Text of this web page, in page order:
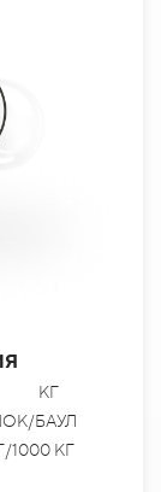
КГ
БАУЛ
1000 КГ